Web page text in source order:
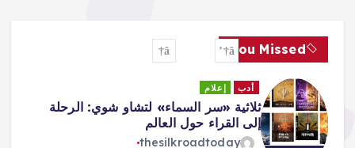
You Missed
أدب إعلام
ثلاثية «سر السماء» لتشاو شوي: الرحلة
إلى القراء حول العالم
thesilkroadtoday